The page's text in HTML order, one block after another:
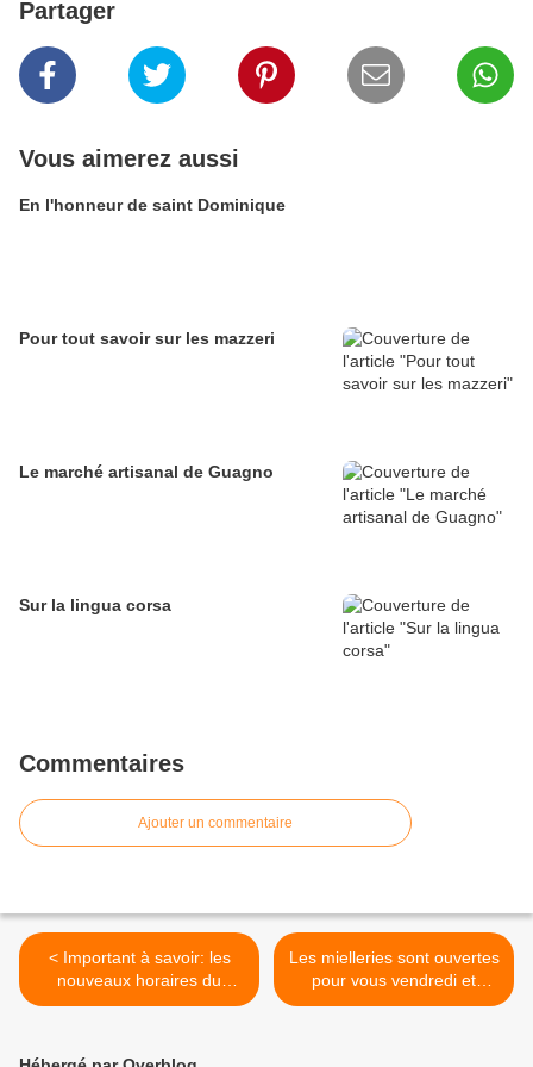
Partager
Vous aimerez aussi
En l'honneur de saint Dominique
Pour tout savoir sur les mazzeri
Le marché artisanal de Guagno
Sur la lingua corsa
Commentaires
Ajouter un commentaire
< Important à savoir: les
nouveaux horaires du
cabinet médical de Vico
Les mielleries sont ouvertes
pour vous vendredi et
samedi >